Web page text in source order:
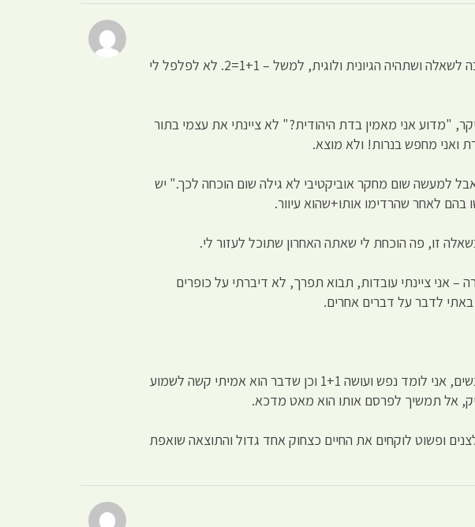
איך שהנכם הגבתם, מראה כמה כעס צבור בתוככם על החברה החרדית, אינני מחפש לריב, אלא תשובה לשאלה ושתהיה הגיונית ולוגית, למשל – 1+1=2. לא לפלפל לי
"מדוע אני מאמין בדת היהודית?" לא ציינתי את עצמי בתור
ואני מחפש בנרות! ולא מוצא.
למעשה שום מחקר אוביקטיבי לא גילה שום הוכחה לכך." יש
בהם לאחר שהרדימו אותו+שהוא עיוור.
– אני ציינתי עובדות, תבוא תפרך, לא דיברתי על כופרים
באתי לדבר על דברים אחרים.
לזה עם הצבים – "אני חושב כך, כי כך אמרו לי לחשוב" ממש לא, אני לא עובד על הנחיותיהם של האנשים, אני לומד נפש ועושה 1+1 וכן שדבר הוא אמיתי קשה לשמוע
אל תמשיך לפרסם אותו הוא מאט מדכא.
100 תוכחות", מסתבר שכל הכופרים לצנים ופשוט לוקחים את החיים כצחוק אחד גדול והתוצאה שואפת